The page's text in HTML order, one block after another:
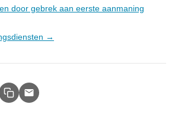
door gebrek aan eerste aanmaning
→